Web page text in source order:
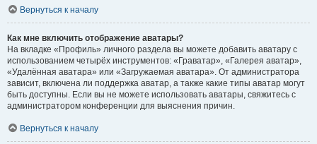
Вернуться к началу
Как мне включить отображение аватары?
На вкладке «Профиль» личного раздела вы можете добавить аватару с
использованием четырёх инструментов: «Граватар», «Галерея аватар»,
«Удалённая аватара» или «Загружаемая аватара». От администратора
зависит, включена ли поддержка аватар, а также какие типы аватар могут
быть доступны. Если вы не можете использовать аватары, свяжитесь с
администратором конференции для выяснения причин.
Вернуться к началу